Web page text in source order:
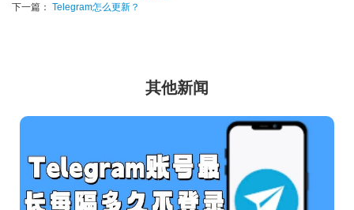
下一篇： Telegram怎么更新？
其他新闻